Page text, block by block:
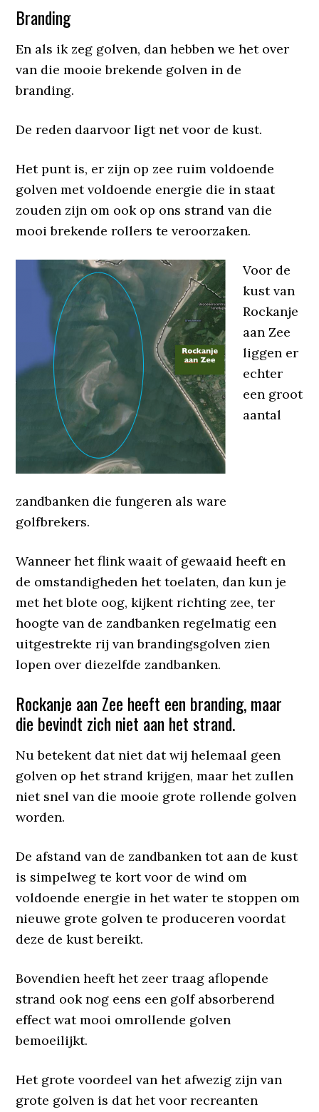
Branding
En als ik zeg golven, dan hebben we het over
van die mooie brekende golven in de
branding.
De reden daarvoor ligt net voor de kust.
Het punt is, er zijn op zee ruim voldoende
golven met voldoende energie die in staat
zouden zijn om ook op ons strand van die
mooi brekende rollers te veroorzaken.
Voor de
kust van
Rockanje
aan Zee
liggen er
echter
een groot
aantal
zandbanken die fungeren als ware
golfbrekers.
Wanneer het flink waait of gewaaid heeft en
de omstandigheden het toelaten, dan kun je
met het blote oog, kijkent richting zee, ter
hoogte van de zandbanken regelmatig een
uitgestrekte rij van brandingsgolven zien
lopen over diezelfde zandbanken.
Rockanje aan Zee heeft een branding, maar
die bevindt zich niet aan het strand.
Nu betekent dat niet dat wij helemaal geen
golven op het strand krijgen, maar het zullen
niet snel van die mooie grote rollende golven
worden.
De afstand van de zandbanken tot aan de kust
is simpelweg te kort voor de wind om
voldoende energie in het water te stoppen om
nieuwe grote golven te produceren voordat
deze de kust bereikt.
Bovendien heeft het zeer traag aflopende
strand ook nog eens een golf absorberend
effect wat mooi omrollende golven
bemoeilijkt.
Het grote voordeel van het afwezig zijn van
grote golven is dat het voor recreanten